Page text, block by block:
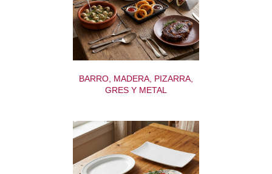
BARRO, MADERA, PIZARRA,
GRES Y METAL